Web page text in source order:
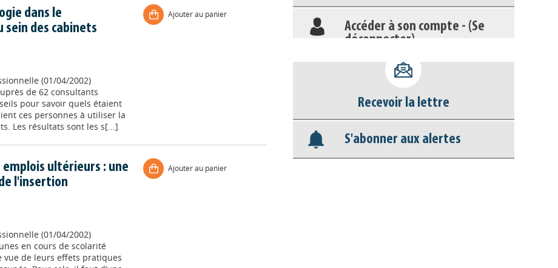
dans le
sein des cabinets
(01/04/2002)
de 62 consultants
pour savoir quels étaient
ces personnes à utiliser la
Les résultats sont les s[...]
Ajouter au panier
ultérieurs : une
l'insertion
(01/04/2002)
en cours de scolarité
de leurs effets pratiques
Ajouter au panier
Accéder à son compte - (Se
déconnecter)
Nos veilles Scoop.it
Appels à projets
Recevoir la lettre
S'abonner aux alertes